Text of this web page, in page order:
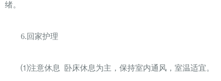
绪。
6.回家护理
⑴注意休息 卧床休息为主，保持室内通风，室温适宜。